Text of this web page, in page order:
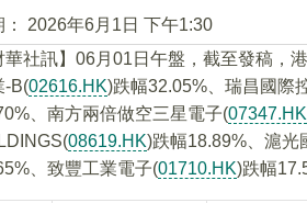
2026年6月1日 下午1:30
華社訊】06月01日午盤，截至發稿，
-B(02616.HK)跌幅32.05%、瑞昌國際
、南方兩倍做空三星電子(07347.HK
08619.HK)跌幅18.89%、滬光
、致豐工業電子(01710.HK)跌幅